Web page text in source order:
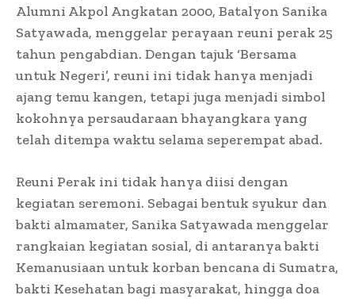
Alumni Akpol Angkatan 2000, Batalyon Sanika
Satyawada, menggelar perayaan reuni perak 25
tahun pengabdian. Dengan tajuk ‘Bersama
untuk Negeri’, reuni ini tidak hanya menjadi
ajang temu kangen, tetapi juga menjadi simbol
kokohnya persaudaraan bhayangkara yang
telah ditempa waktu selama seperempat abad.
Reuni Perak ini tidak hanya diisi dengan
kegiatan seremoni. Sebagai bentuk syukur dan
bakti almamater, Sanika Satyawada menggelar
rangkaian kegiatan sosial, di antaranya bakti
Kemanusiaan untuk korban bencana di Sumatra,
bakti Kesehatan bagi masyarakat, hingga doa